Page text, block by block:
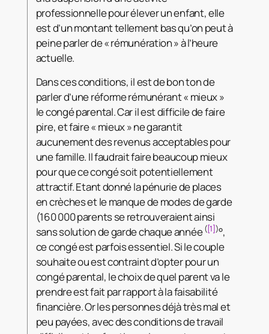
professionnelle pour élever un enfant, elle
est d’un montant tellement bas qu’on peut à
peine parler de « rémunération » à l’heure
actuelle.
Dans ces conditions, il est de bon ton de
parler d’une réforme rémunérant « mieux »
le congé parental. Car il est difficile de faire
pire, et faire « mieux » ne garantit
aucunement des revenus acceptables pour
une famille. Il faudrait faire beaucoup mieux
pour que ce congé soit potentiellement
attractif. Etant donné la pénurie de places
en crèches et le manque de modes de garde
(160 000 parents se retrouveraient ainsi
sans solution de garde chaque année([1])°,
ce congé est parfois essentiel. Si le couple
souhaite ou est contraint d’opter pour un
congé parental, le choix de quel parent va le
prendre est fait par rapport à la faisabilité
financière. Or les personnes déjà très mal et
peu payées, avec des conditions de travail